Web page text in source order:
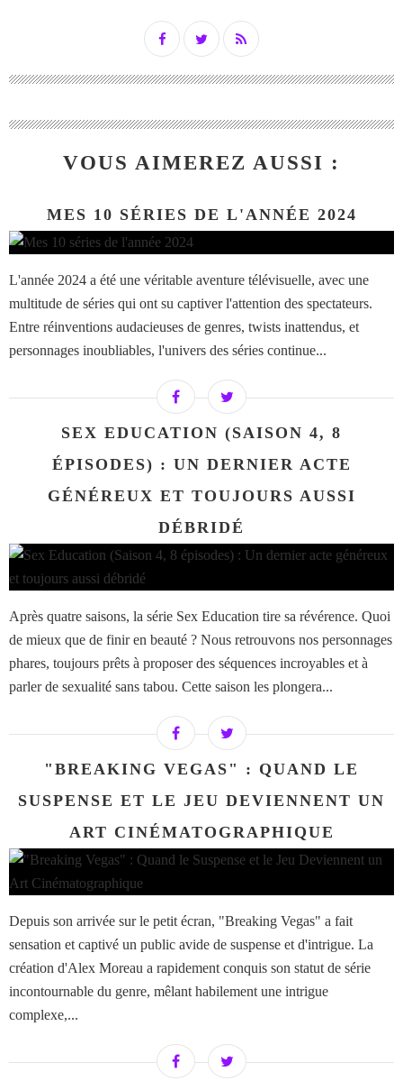
VOUS AIMEREZ AUSSI :
MES 10 SÉRIES DE L'ANNÉE 2024
L'année 2024 a été une véritable aventure télévisuelle, avec une
multitude de séries qui ont su captiver l'attention des spectateurs.
Entre réinventions audacieuses de genres, twists inattendus, et
personnages inoubliables, l'univers des séries continue...
SEX EDUCATION (SAISON 4, 8
ÉPISODES) : UN DERNIER ACTE
GÉNÉREUX ET TOUJOURS AUSSI
DÉBRIDÉ
Après quatre saisons, la série Sex Education tire sa révérence. Quoi
de mieux que de finir en beauté ? Nous retrouvons nos personnages
phares, toujours prêts à proposer des séquences incroyables et à
parler de sexualité sans tabou. Cette saison les plongera...
"BREAKING VEGAS" : QUAND LE
SUSPENSE ET LE JEU DEVIENNENT UN
ART CINÉMATOGRAPHIQUE
Depuis son arrivée sur le petit écran, "Breaking Vegas" a fait
sensation et captivé un public avide de suspense et d'intrigue. La
création d'Alex Moreau a rapidement conquis son statut de série
incontournable du genre, mêlant habilement une intrigue
complexe,...